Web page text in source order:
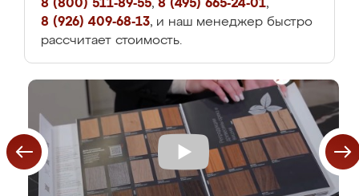
8 (800) 511-89-55, 8 (495) 665-24-01,
8 (926) 409-68-13, и наш менеджер быстро
рассчитает стоимость.